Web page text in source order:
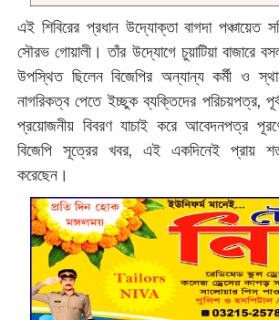
এই শিবিরের প্রধান উদ্যোক্তা বাগদা পঞ্চায়েত
সৌরভ গোয়ালী। তাঁর উদ্যোগে চুয়াটিয়া বাজারে
উপস্থিত ছিলেন বিজেপির অন্যান্য কর্মী ও
নাগরিকত্ব পেতে ইচ্ছুক ব্যক্তিদের পরিচয়পত্র,
প্রয়োজনীয় বিবরণ যাচাই করে আবেদনপত্র
বিজেপি সূত্রের খবর, এই একদিনেই প্রায়
করেছেন।